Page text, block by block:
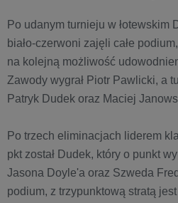
Po udanym turnieju w łotewskim
biało-czerwoni zajęli całe
na kolejną możliwość
Zawody wygrał Piotr Pawlicki, a
Patryk Dudek oraz Maciej
Po trzech eliminacjach liderem
pkt został Dudek, który o punkt
Jasona Doyle'a oraz Szweda
podium, z trzypunktową stratą